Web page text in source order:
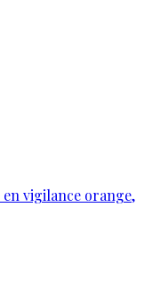
en vigilance orange,